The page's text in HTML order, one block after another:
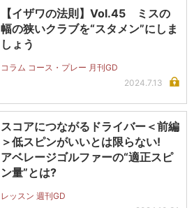
【イザワの法則】Vol.45 ミスの
幅の狭いクラブを“スタメン”にしま
しょう
コラム コース・プレー 月刊GD
2024.7.13
スコアにつながるドライバー＜前編
＞低スピンがいいとは限らない!
アベレージゴルファーの“適正スピ
ン量”とは?
レッスン 週刊GD